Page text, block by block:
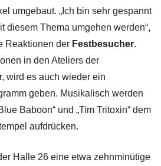
umgebaut. „Ich bin sehr gespannt
diesem Thema umgehen werden“,
Reaktionen der Festbesucher.
in den Ateliers der
wird es auch wieder ein
geben. Musikalisch werden
Baboon“ und „Tim Tritoxin“ dem
aufdrücken.
Halle 26 eine etwa zehnminütige